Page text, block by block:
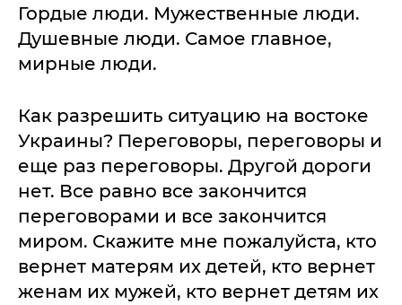
Гордые люди. Мужественные люди.
Душевные люди. Самое главное,
мирные люди.
Как разрешить ситуацию на востоке
Украины? Переговоры, переговоры и
еще раз переговоры. Другой дороги
нет. Все равно все закончится
переговорами и все закончится
миром. Скажите мне пожалуйста, кто
вернет матерям их детей, кто вернет
женам их мужей, кто вернет детям их